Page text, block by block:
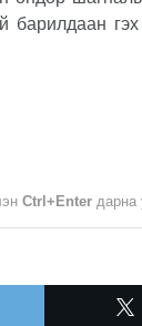
барилдаан
Ctrl+Enter дарна